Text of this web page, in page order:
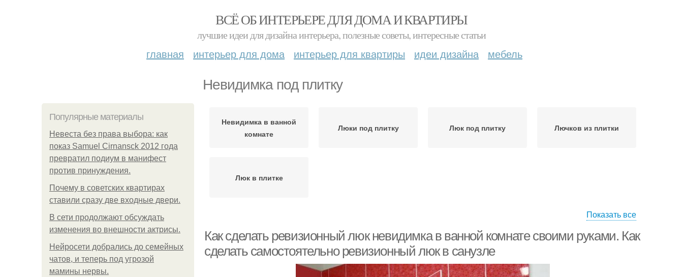
ВСЁ ОБ ИНТЕРЬЕРЕ ДЛЯ ДОМА И КВАРТИРЫ
лучшие идеи для дизайна интерьера, полезные советы, интересные статьи
главная интерьер для дома интерьер для квартиры идеи дизайна мебель
Невидимка под плитку
Популярные материалы
Невеста без права выбора: как
показ Samuel Cirnansck 2012 года
превратил подиум в манифест
против принуждения.
Почему в советских квартирах
ставили сразу две входные двери.
В сети продолжают обсуждать
изменения во внешности актрисы.
Нейросети добрались до семейных
чатов, и теперь под угрозой
мамины нервы.
Невидимка в ванной
комнате
Люки под плитку Люк под плитку Лючков из плитки
Люк в плитке
Показать все
Как сделать ревизионный люк невидимка в ванной комнате своими руками. Как
сделать самостоятельно ревизионный люк в санузле